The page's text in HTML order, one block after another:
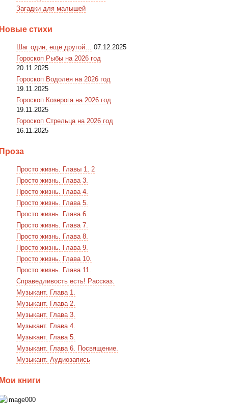
Загадки для малышей
Новые стихи
Шаг один, ещё другой…
07.12.2025
Гороскоп Рыбы на 2026 год
20.11.2025
Гороскоп Водолея на 2026 год
19.11.2025
Гороскоп Козерога на 2026 год
19.11.2025
Гороскоп Стрельца на 2026 год
16.11.2025
Проза
Просто жизнь. Главы 1, 2
Просто жизнь. Глава 3.
Просто жизнь. Глава 4.
Просто жизнь. Глава 5.
Просто жизнь. Глава 6.
Просто жизнь. Глава 7.
Просто жизнь. Глава 8.
Просто жизнь. Глава 9.
Просто жизнь. Глава 10.
Просто жизнь. Глава 11.
Справедливость есть! Рассказ.
Музыкант. Глава 1.
Музыкант. Глава 2.
Музыкант. Глава 3.
Музыкант. Глава 4.
Музыкант. Глава 5.
Музыкант. Глава 6. Посвящение.
Музыкант. Аудиозапись
Мои книги